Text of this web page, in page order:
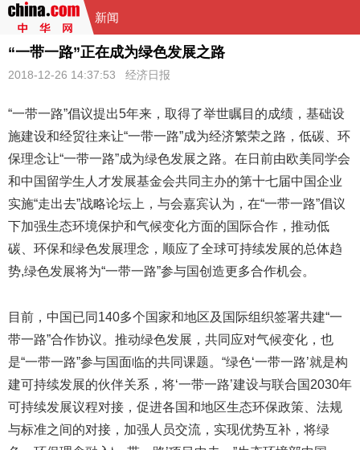
新闻
“一带一路”正在成为绿色发展之路
2018-12-26 14:37:53 经济日报
“一带一路”倡议提出5年来，取得了举世瞩目的成绩，基础设
施建设和经贸往来让“一带一路”成为经济繁荣之路，低碳、环
保理念让“一带一路”成为绿色发展之路。在日前由欧美同学会
和中国留学生人才发展基金会共同主办的第十七届中国企业
实施“走出去”战略论坛上，与会嘉宾认为，在“一带一路”倡议
下加强生态环境保护和气候变化方面的国际合作，推动低
碳、环保和绿色发展理念，顺应了全球可持续发展的总体趋
势,绿色发展将为“一带一路”参与国创造更多合作机会。
目前，中国已同140多个国家和地区及国际组织签署共建“一
带一路”合作协议。推动绿色发展，共同应对气候变化，也
是“一带一路”参与国面临的共同课题。“绿色‘一带一路’就是构
建可持续发展的伙伴关系，将‘一带一路’建设与联合国2030年
可持续发展议程对接，促进各国和地区生态环保政策、法规
与标准之间的对接，加强人员交流，实现优势互补，将绿